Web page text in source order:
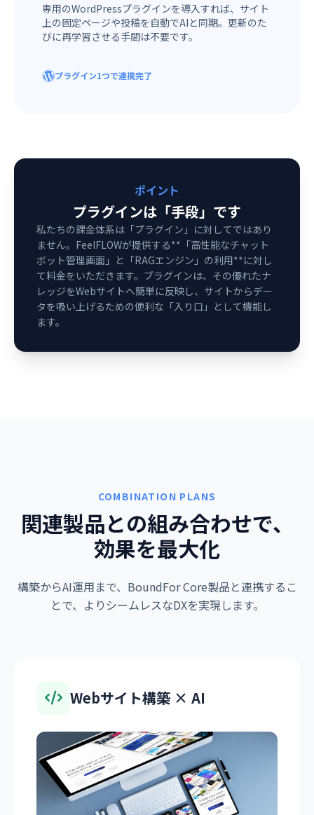
専用のWordPressプラグインを導入すれば、サイト
上の固定ページや投稿を自動でAIと同期。更新のた
びに再学習させる手間は不要です。
プラグイン1つで連携完了
ポイント
プラグインは「手段」です
私たちの課金体系は「プラグイン」に対してではあり
ません。FeelFLOWが提供する**「高性能なチャット
ボット管理画面」と「RAGエンジン」の利用**に対し
て料金をいただきます。プラグインは、その優れたナ
レッジをWebサイトへ簡単に反映し、サイトからデー
タを吸い上げるための便利な「入り口」として機能し
ます。
COMBINATION PLANS
関連製品との組み合わせで、
効果を最大化
構築からAI運用まで、BoundFor Core製品と連携するこ
とで、よりシームレスなDXを実現します。
Webサイト構築 × AI